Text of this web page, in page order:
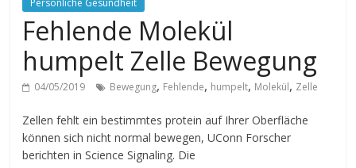
Persönliche Gesundheit
Fehlende Molekül
humpelt Zelle Bewegung
04/05/2019 Bewegung, Fehlende, humpelt, Molekül, Zelle
Zellen fehlt ein bestimmtes protein auf Ihrer Oberfläche
können sich nicht normal bewegen, UConn Forscher
berichten in Science Signaling. Die